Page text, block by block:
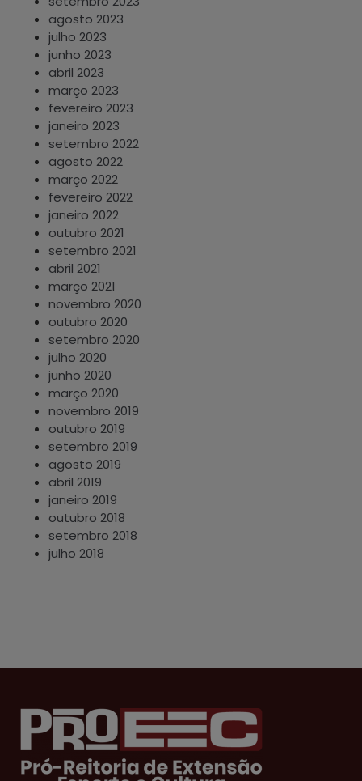
agosto 2023
julho 2023
junho 2023
abril 2023
março 2023
fevereiro 2023
janeiro 2023
setembro 2022
agosto 2022
março 2022
fevereiro 2022
janeiro 2022
outubro 2021
setembro 2021
abril 2021
março 2021
novembro 2020
outubro 2020
setembro 2020
julho 2020
junho 2020
março 2020
novembro 2019
outubro 2019
setembro 2019
agosto 2019
abril 2019
janeiro 2019
outubro 2018
setembro 2018
julho 2018